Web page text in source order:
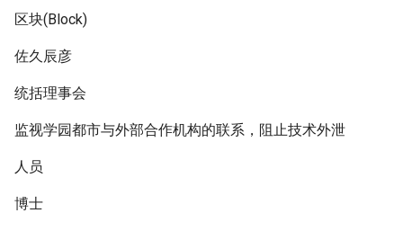
区块(Block)
佐久辰彦
统括理事会
监视学园都市与外部合作机构的联系，阻止技术外泄
人员
博士